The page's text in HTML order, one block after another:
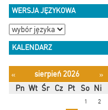
WERSJA JĘZYKOWA
KALENDARZ
« sierpień 2026
»
Pn Wt Śr Cz Pt So Ni
1
2